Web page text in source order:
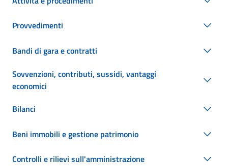
Provvedimenti
Bandi di gara e contratti
Sovvenzioni, contributi, sussidi, vantaggi
economici
Bilanci
Beni immobili e gestione patrimonio
Controlli e rilievi sull'amministrazione